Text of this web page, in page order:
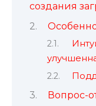
создания
Вопрос-